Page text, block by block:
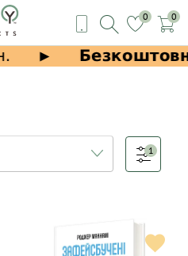
0 0
1